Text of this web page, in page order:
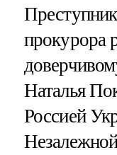
прокурора
Наталья
Россией